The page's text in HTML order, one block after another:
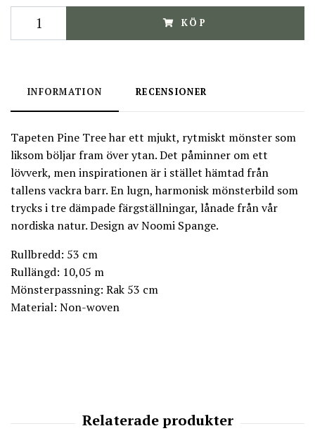
KÖP
INFORMATION RECENSIONER
Tapeten Pine Tree har ett mjukt, rytmiskt mönster som
liksom böljar fram över ytan. Det påminner om ett
lövverk, men inspirationen är i stället hämtad från
tallens vackra barr. En lugn, harmonisk mönsterbild som
trycks i tre dämpade färgställningar, lånade från vår
nordiska natur. Design av Noomi Spange.
Rullbredd: 53 cm
Rullängd: 10,05 m
Mönsterpassning: Rak 53 cm
Material: Non-woven